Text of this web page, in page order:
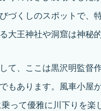
づくしのスポットで、
大王神社や洞窟は神秘
て、ここは黒沢明監督
もあります。風車小屋
って優雅に川下りを